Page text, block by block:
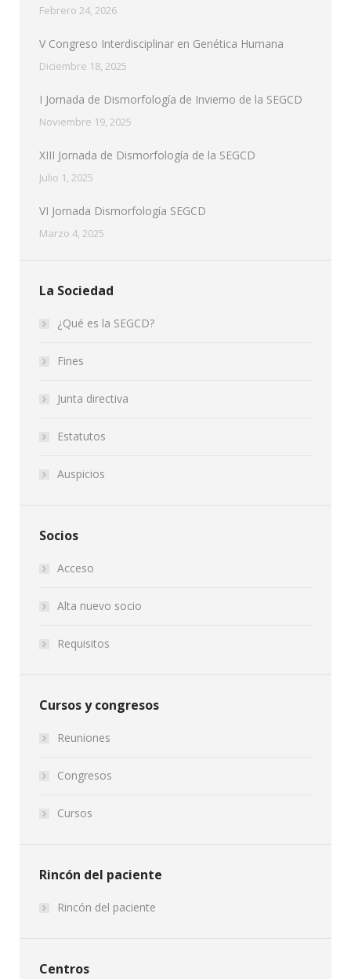
Febrero 24, 2026
V Congreso Interdisciplinar en Genética Humana
Diciembre 18, 2025
I Jornada de Dismorfología de Invierno de la SEGCD
Noviembre 19, 2025
XIII Jornada de Dismorfología de la SEGCD
Julio 1, 2025
VI Jornada Dismorfología SEGCD
Marzo 4, 2025
La Sociedad
¿Qué es la SEGCD?
Fines
Junta directiva
Estatutos
Auspicios
Socios
Acceso
Alta nuevo socio
Requisitos
Cursos y congresos
Reuniones
Congresos
Cursos
Rincón del paciente
Rincón del paciente
Centros